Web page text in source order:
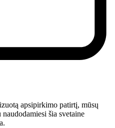
apsipirkimo patirtį, mūsų
šia svetaine